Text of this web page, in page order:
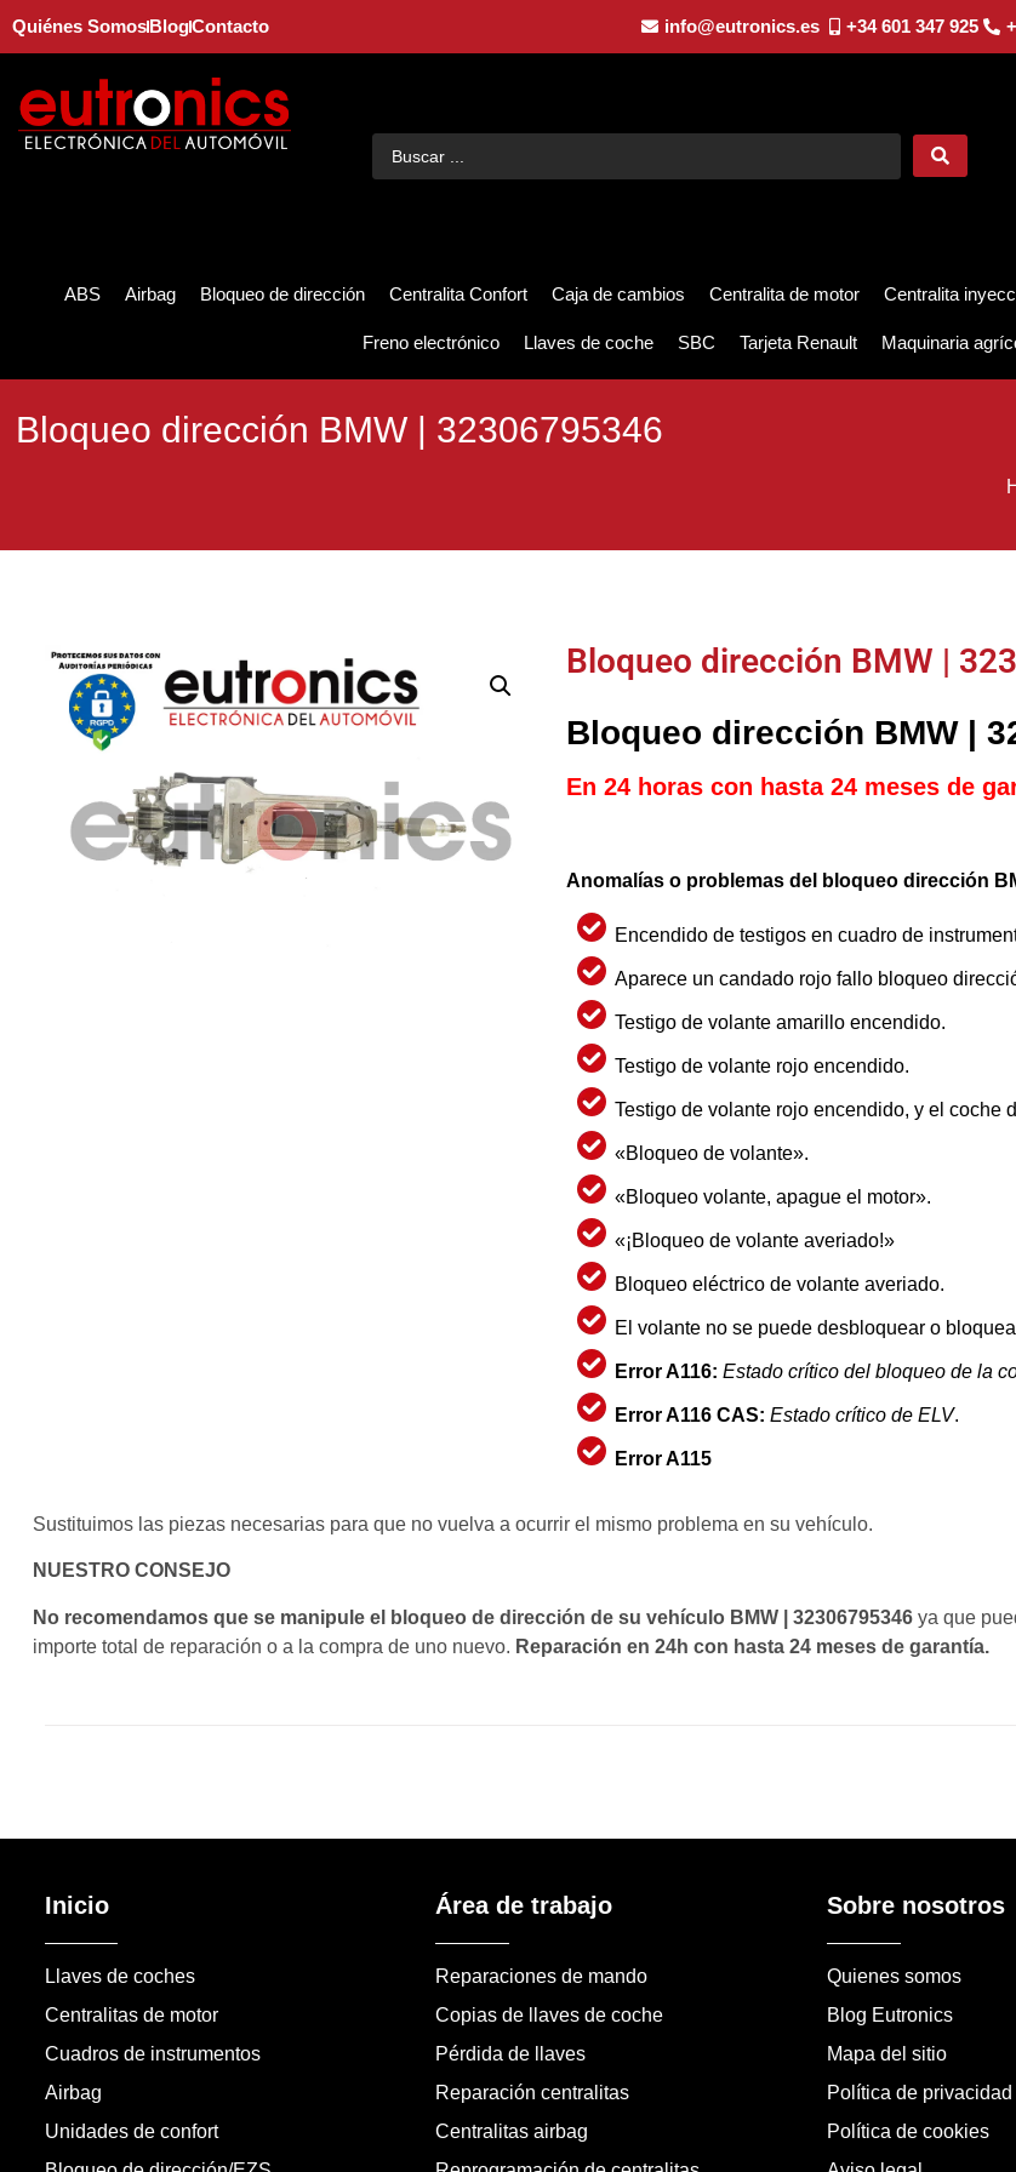
Quiénes SomosBlogContacto info@eutronics.es +34 601 347 925
ABS Airbag Bloqueo de dirección Centralita Confort Caja de cambios Centralita de motor Centralita
Freno electrónico Llaves de coche SBC Tarjeta Renault Maquinaria
Bloqueo dirección BMW | 32306795346
Bloqueo dirección BMW |
Bloqueo dirección BMW |
En 24 horas con hasta 24 meses de
Anomalías o problemas del bloqueo dirección
Encendido de testigos en cuadro de
Aparece un candado rojo fallo bloqueo
Testigo de volante amarillo encendido.
Testigo de volante rojo encendido.
Testigo de volante rojo encendido, y el coche
«Bloqueo de volante».
«Bloqueo volante, apague el motor».
«¡Bloqueo de volante averiado!»
Bloqueo eléctrico de volante averiado.
El volante no se puede desbloquear o
Error A116: Estado crítico del bloqueo de la
Error A116 CAS: Estado crítico de ELV.
Error A115
Sustituimos las piezas necesarias para que no vuelva a ocurrir el mismo problema en su vehículo.
NUESTRO CONSEJO
No recomendamos que se manipule el bloqueo de dirección de su vehículo BMW | 32306795346 ya que
importe total de reparación o a la compra de uno nuevo. Reparación en 24h con hasta 24 meses de garantía.
Inicio
Llaves de coches
Centralitas de motor
Cuadros de instrumentos
Airbag
Unidades de confort
Área de trabajo
Reparaciones de mando
Copias de llaves de coche
Pérdida de llaves
Reparación centralitas
Centralitas airbag
Sobre nosotros
Quienes somos
Blog Eutronics
Mapa del sitio
Política de privacidad
Política de cookies